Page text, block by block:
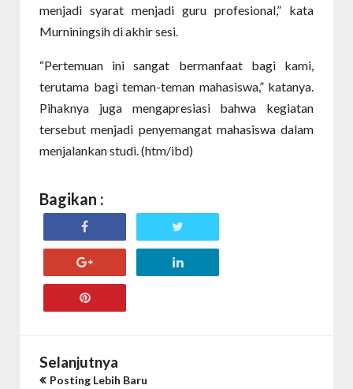
menjadi syarat menjadi guru profesional,” kata
Murniningsih di akhir sesi.
“Pertemuan ini sangat bermanfaat bagi kami,
terutama bagi teman-teman mahasiswa,” katanya.
Pihaknya juga mengapresiasi bahwa kegiatan
tersebut menjadi penyemangat mahasiswa dalam
menjalankan studi. (htm/ibd)
Bagikan :
Selanjutnya
Posting Lebih Baru